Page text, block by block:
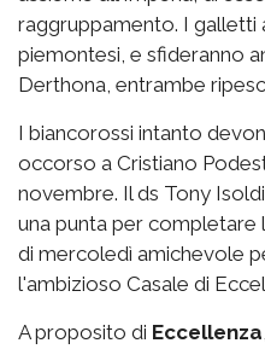
raggruppamento. I
piemontesi, e sfideranno
Derthona, entrambe
I biancorossi intanto
occorso a Cristiano
novembre. Il ds Tony
una punta per
di mercoledì amichevole
l'ambizioso Casale di
A proposito di Eccellenza